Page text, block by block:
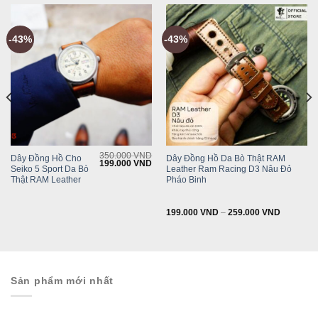
-43%
Dây Đồng Hồ Cho
Seiko 5 Sport Da Bò
Thật RAM Leather
350.000VND
Original
199.000VNDCurrent
price
199.000 VND.
-43%
Dây Đồng Hồ Da Bò Thật RAM
Leather Ram Racing D3 Nâu Đỏ
Pháo Binh
199.000 VND– 259.000 VND
Sản phẩm mới nhất